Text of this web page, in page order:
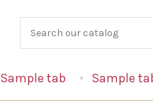
Sample tab Sample